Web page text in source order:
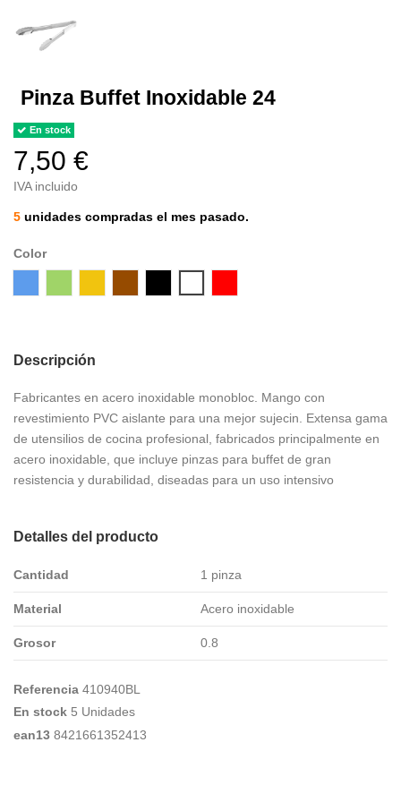
Pinza Buffet Inoxidable 24
En stock
7,50 €
IVA incluido
5 unidades compradas el mes pasado.
Color
Descripción
Fabricantes en acero inoxidable monobloc. Mango con
revestimiento PVC aislante para una mejor sujecin. Extensa gama
de utensilios de cocina profesional, fabricados principalmente en
acero inoxidable, que incluye pinzas para buffet de gran
resistencia y durabilidad, diseadas para un uso intensivo
Detalles del producto
Cantidad 1 pinza
Material Acero inoxidable
Grosor 0.8
Referencia 410940BL
En stock 5 Unidades
ean13 8421661352413